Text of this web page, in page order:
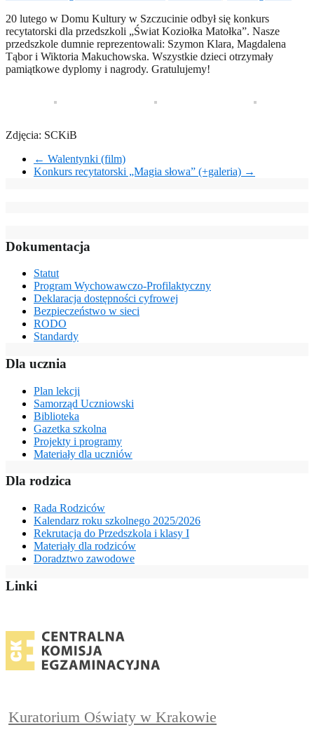
20 lutego w Domu Kultury w Szczucinie odbył się konkurs
recytatorski dla przedszkoli „Świat Koziołka Matołka”. Nasze
przedszkole dumnie reprezentowali: Szymon Klara, Magdalena
Tąbor i Wiktoria Makuchowska. Wszystkie dzieci otrzymały
pamiątkowe dyplomy i nagrody. Gratulujemy!
Zdjęcia: SCKiB
← Walentynki (film)
Konkurs recytatorski „Magia słowa” (+galeria) →
Dokumentacja
Statut
Program Wychowawczo-Profilaktyczny
Deklaracja dostępności cyfrowej
Bezpieczeństwo w sieci
RODO
Standardy
Dla ucznia
Plan lekcji
Samorząd Uczniowski
Biblioteka
Gazetka szkolna
Projekty i programy
Materiały dla uczniów
Dla rodzica
Rada Rodziców
Kalendarz roku szkolnego 2025/2026
Rekrutacja do Przedszkola i klasy I
Materiały dla rodziców
Doradztwo zawodowe
Linki
Kuratorium Oświaty w Krakowie